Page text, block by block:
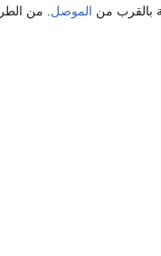
بالقرب من الموصل. من